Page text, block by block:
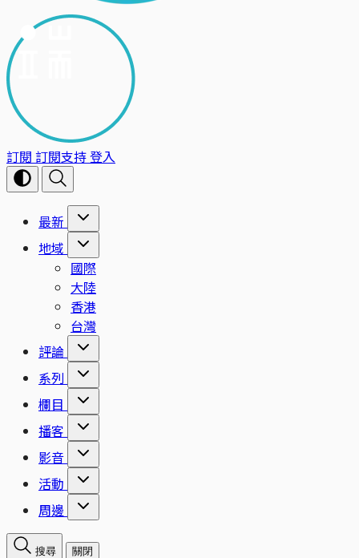
訂閱 訂閱支持登入
最新
地域
國際
大陸
香港
台灣
評論
系列
欄目
播客
影音
活動
周邊
搜尋 關閉